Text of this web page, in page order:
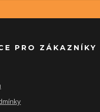
PRO ZÁKAZNÍKY